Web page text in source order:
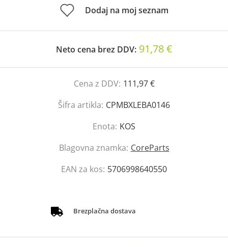
Dodaj na moj seznam
Neto cena brez DDV: 91,78 €
Cena z DDV: 111,97 €
Šifra artikla: CPMBXLEBA0146
Enota: KOS
Blagovna znamka: CoreParts
EAN za kos: 5706998640550
Brezplačna dostava